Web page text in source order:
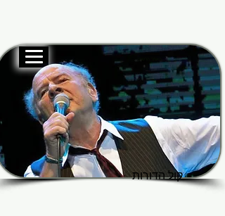
קול הדורות
קול הדורות